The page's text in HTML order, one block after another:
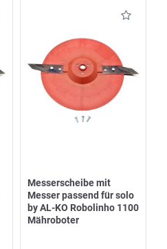
Messerscheibe mit
Messer passend für solo
by AL-KO Robolinho 1100
Mähroboter